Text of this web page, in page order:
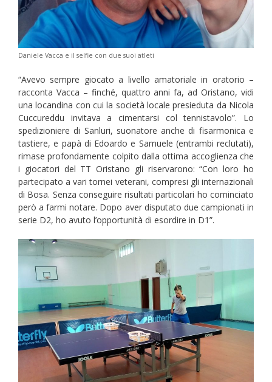
Daniele Vacca e il selfie con due suoi atleti
“Avevo sempre giocato a livello amatoriale in oratorio –
racconta Vacca – finché, quattro anni fa, ad Oristano, vidi
una locandina con cui la società locale presieduta da Nicola
Cuccureddu invitava a cimentarsi col tennistavolo”. Lo
spedizioniere di Sanluri, suonatore anche di fisarmonica e
tastiere, e papà di Edoardo e Samuele (entrambi reclutati),
rimase profondamente colpito dalla ottima accoglienza che
i giocatori del TT Oristano gli riservarono: “Con loro ho
partecipato a vari tornei veterani, compresi gli internazionali
di Bosa. Senza conseguire risultati particolari ho cominciato
però a farmi notare. Dopo aver disputato due campionati in
serie D2, ho avuto l’opportunità di esordire in D1”.